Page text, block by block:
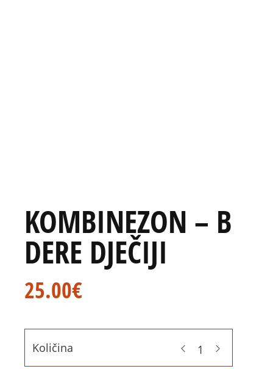
KOMBINEZON – B
DERE DJEČIJI
25.00€
Količina